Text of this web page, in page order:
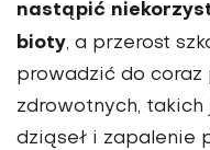
nastą­pić
bioty, a przerost
prowadzić do coraz
zdrowotnych, takich
dziąseł i zapa­lenie